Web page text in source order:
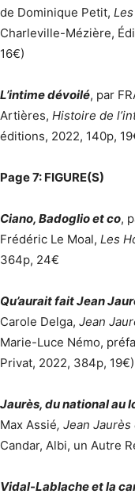
de Dominique Petit,
Charleville-Mézière,
16€)
L’intime dévoilé, par
Artières, Histoire de
éditions, 2022, 140p,
Page 7: FIGURE(S)
Ciano, Badoglio et co,
Frédéric Le Moal, Les
364p, 24€
Qu’aurait fait Jean
Carole Delga, Jean
Marie-Luce Némo,
Privat, 2022, 384p, 19€)
Jaurès, du national au
Max Assié, Jean
Candar, Albi, un Autre
Vidal-Lablache et la